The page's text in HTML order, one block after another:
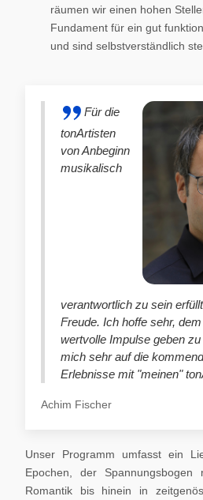
räumen wir einen hohen
Fundament für ein gut
und sind selbstverständlich
Für die
tonArtisten
von Anbeginn
musikalisch
verantwortlich zu sein
Freude. Ich hoffe sehr,
wertvolle Impulse geben
mich sehr auf die
Erlebnisse mit "meinen"
Achim Fischer
Unser Programm umfasst ein
Epochen, der
Romantik bis hinein in